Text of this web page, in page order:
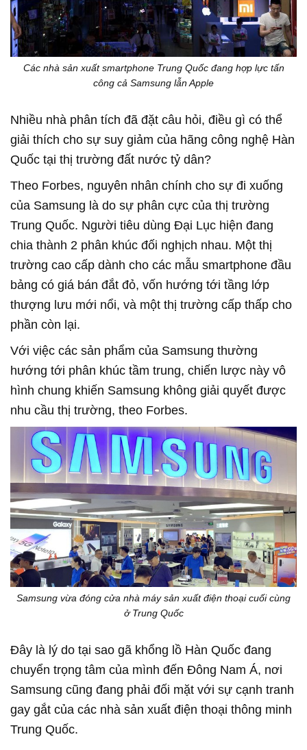
Các nhà sản xuất smartphone Trung Quốc đang hợp lực tấn
công cả Samsung lẫn Apple
Nhiều nhà phân tích đã đặt câu hỏi, điều gì có thể
giải thích cho sự suy giảm của hãng công nghệ Hàn
Quốc tại thị trường đất nước tỷ dân?
Theo Forbes, nguyên nhân chính cho sự đi xuống
của Samsung là do sự phân cực của thị trường
Trung Quốc. Người tiêu dùng Đại Lục hiện đang
chia thành 2 phân khúc đối nghịch nhau. Một thị
trường cao cấp dành cho các mẫu smartphone đầu
bảng có giá bán đắt đỏ, vốn hướng tới tầng lớp
thượng lưu mới nổi, và một thị trường cấp thấp cho
phần còn lại.
Với việc các sản phẩm của Samsung thường
hướng tới phân khúc tầm trung, chiến lược này vô
hình chung khiến Samsung không giải quyết được
nhu cầu thị trường, theo Forbes.
Samsung vừa đóng cửa nhà máy sản xuất điện thoại cuối cùng
ở Trung Quốc
Đây là lý do tại sao gã khổng lồ Hàn Quốc đang
chuyển trọng tâm của mình đến Đông Nam Á, nơi
Samsung cũng đang phải đối mặt với sự cạnh tranh
gay gắt của các nhà sản xuất điện thoại thông minh
Trung Quốc.